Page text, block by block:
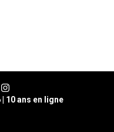
| 10 ans en ligne